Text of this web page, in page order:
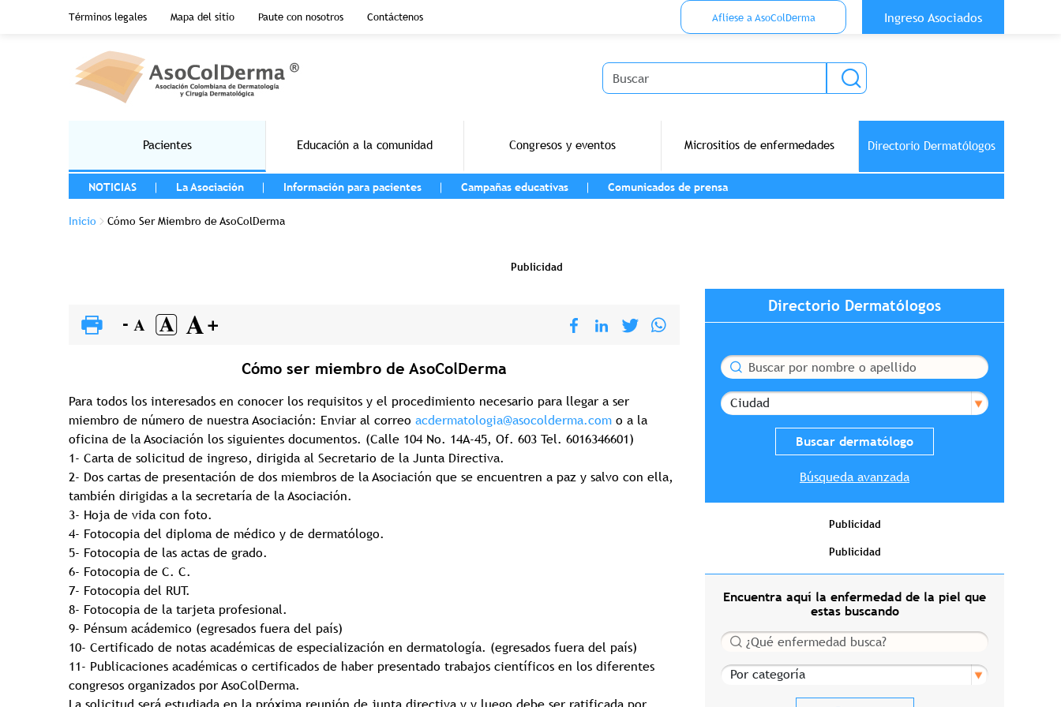
Pasar al contenido principal
Términos legales
Mapa del sitio Paute con nosotros Contáctenos
Menu Top Anónimo
Aflíese a AsoColDerma
Ingreso Asociados
Buscar
Pacientes Educación a la comunidad Congresos y eventos Micrositios de enfermedades Directorio Dermatólogos
MENU LEFT
NOTICIAS
La Asociación Información para pacientes Campañas educativas Comunicados de prensa
Sobrescribir enlaces de ayuda a la navegación
Inicio Cómo Ser Miembro de AsoColDerma
Publicidad
Cómo ser miembro de AsoColDerma
Para todos los interesados en conocer los requisitos y el procedimiento necesario para llegar a ser
miembro de número de nuestra Asociación: Enviar al correo acdermatologia@asocolderma.com o a la
oficina de la Asociación los siguientes documentos. (Calle 104 No. 14A-45, Of. 603 Tel. 6016346601)
1- Carta de solicitud de ingreso, dirigida al Secretario de la Junta Directiva.
2- Dos cartas de presentación de dos miembros de la Asociación que se encuentren a paz y salvo con ella,
también dirigidas a la secretaría de la Asociación.
3- Hoja de vida con foto.
4- Fotocopia del diploma de médico y de dermatólogo.
5- Fotocopia de las actas de grado.
6- Fotocopia de C. C.
7- Fotocopia del RUT.
8- Fotocopia de la tarjeta profesional.
9- Pénsum acádemico (egresados fuera del país)
10- Certificado de notas académicas de especialización en dermatología. (egresados fuera del país)
11- Publicaciones académicas o certificados de haber presentado trabajos científicos en los diferentes
congresos organizados por AsoColDerma.
Directorio Dermatólogos
Buscar
Ciudad
Búsqueda avanzada
Publicidad
Publicidad
Encuentra aquí la enfermedad de la piel que
estas buscando
Buscar
Por categoría